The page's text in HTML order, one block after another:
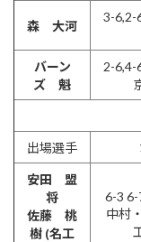
森 大河
3-6,2-
バーン
ズ 魁
2-6,4-
出場選手
安田 盟
将
佐藤 桃
樹 (名工
6-3 6-
中村